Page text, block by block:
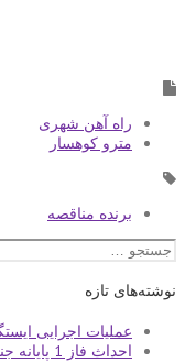
راه آهن شهری
مترو کوهسار
برنده مناقصه
جستجو
نوشته‌های تازه
عملیات اجرایی
احداث فاز 1 پایانه جنوبی خط 3 متروی تهران (پایانه آزادگان) – اردیبهشت 1405